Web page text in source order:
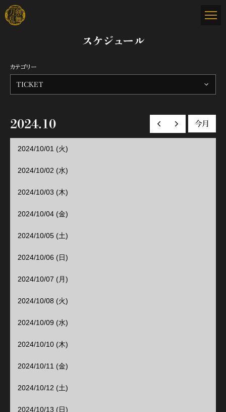
スケジュール
カテゴリー
TICKET
2024.10
前の月へ次の月へ
今月
2024/10/01 (火)
2024/10/02 (水)
2024/10/03 (木)
2024/10/04 (金)
2024/10/05 (土)
2024/10/06 (日)
2024/10/07 (月)
2024/10/08 (火)
2024/10/09 (水)
2024/10/10 (木)
2024/10/11 (金)
2024/10/12 (土)
2024/10/13 (日)